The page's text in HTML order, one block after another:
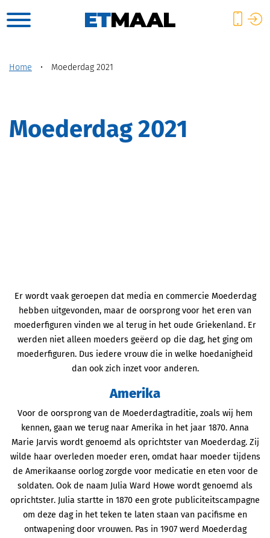
Home • Moederdag 2021
Moederdag 2021
Er wordt vaak geroepen dat media en commercie Moederdag
hebben uitgevonden, maar de oorsprong voor het eren van
moederfiguren vinden we al terug in het oude Griekenland. Er
werden niet alleen moeders geëerd op die dag, het ging om
moederfiguren. Dus iedere vrouw die in welke hoedanigheid
dan ook zich inzet voor anderen.
Amerika
Voor de oorsprong van de Moederdagtraditie, zoals wij hem
kennen, gaan we terug naar Amerika in het jaar 1870. Anna
Marie Jarvis wordt genoemd als oprichtster van Moederdag. Zij
wilde haar overleden moeder eren, omdat haar moeder tijdens
de Amerikaanse oorlog zorgde voor medicatie en eten voor de
soldaten. Ook de naam Julia Ward Howe wordt genoemd als
oprichtster. Julia startte in 1870 een grote publiciteitscampagne
om deze dag in het teken te laten staan van pacifisme en
ontwapening door vrouwen. Pas in 1907 werd Moederdag